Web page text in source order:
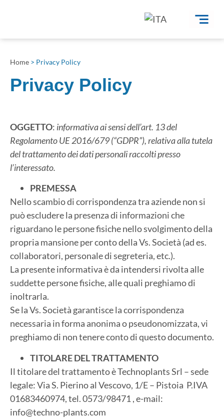
Home > Privacy Policy
Privacy Policy
OGGETTO: informativa ai sensi dell’art. 13 del
Regolamento UE 2016/679 (“GDPR”),relativa alla tutela
del trattamento dei dati personali raccolti presso
l’interessato.
PREMESSA
Nello scambio di corrispondenza tra aziende non si
può escludere la presenza di informazioni che
riguardano le persone fisiche nello svolgimento della
propria mansione per conto della Vs. Società (ad es.
collaboratori, personale di segreteria, etc.).
La presente informativa è da intendersi rivolta alle
suddette persone fisiche, alle quali preghiamo di
inoltrarla.
Se la Vs. Società garantisce la corrispondenza
necessaria in forma anonima o pseudonomizzata, vi
preghiamo di non tenere conto di questo documento.
TITOLARE DEL TRATTAMENTO
Il titolare del trattamento èTechnoplants Srl – sede
legale: Via S. Pierino al Vescovo, 1/E – Pistoia P.IVA
01683460974, tel. 0573/98471 , e-mail:
info@techno-plants.com